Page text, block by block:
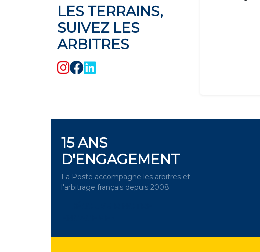
LES TERRAINS,
SUIVEZ LES
ARBITRES
15 ANS
D'ENGAGEMENT
La Poste accompagne les arbitres et
l'arbitrage français depuis 2008.